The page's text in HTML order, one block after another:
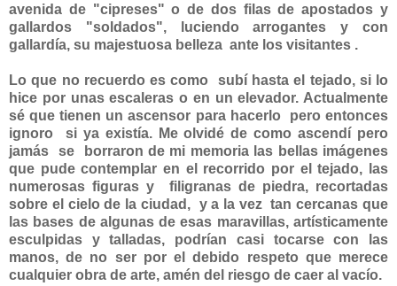
avenida de "cipreses" o de dos filas de apostados y
gallardos "soldados", luciendo arrogantes y con
gallardía, su majestuosa belleza ante los visitantes .
Lo que no recuerdo es como subí hasta el tejado, si lo
hice por unas escaleras o en un elevador. Actualmente
sé que tienen un ascensor para hacerlo pero entonces
ignoro si ya existía. Me olvidé de como ascendí pero
jamás se borraron de mi memoria las bellas imágenes
que pude contemplar en el recorrido por el tejado, las
numerosas figuras y filigranas de piedra, recortadas
sobre el cielo de la ciudad, y a la vez tan cercanas que
las bases de algunas de esas maravillas, artísticamente
esculpidas y talladas, podrían casi tocarse con las
manos, de no ser por el debido respeto que merece
cualquier obra de arte, amén del riesgo de caer al vacío.